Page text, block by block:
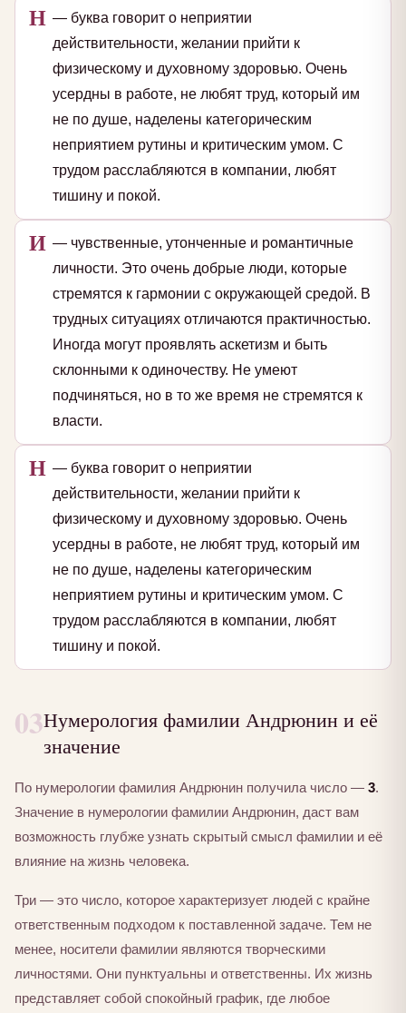
Н — буква говорит о неприятии
действительности, желании прийти к
физическому и духовному здоровью. Очень
усердны в работе, не любят труд, который им
не по душе, наделены категорическим
неприятием рутины и критическим умом. С
трудом расслабляются в компании, любят
тишину и покой.
И — чувственные, утонченные и романтичные
личности. Это очень добрые люди, которые
стремятся к гармонии с окружающей средой. В
трудных ситуациях отличаются практичностью.
Иногда могут проявлять аскетизм и быть
склонными к одиночеству. Не умеют
подчиняться, но в то же время не стремятся к
власти.
Н — буква говорит о неприятии
действительности, желании прийти к
физическому и духовному здоровью. Очень
усердны в работе, не любят труд, который им
не по душе, наделены категорическим
неприятием рутины и критическим умом. С
трудом расслабляются в компании, любят
тишину и покой.
03Нумерология фамилии Андрюнин и её
значение
По нумерологии фамилия Андрюнин получила число — 3.
Значение в нумерологии фамилии Андрюнин, даст вам
возможность глубже узнать скрытый смысл фамилии и её
влияние на жизнь человека.
Три — это число, которое характеризует людей с крайне
ответственным подходом к поставленной задаче. Тем не
менее, носители фамилии являются творческими
личностями. Они пунктуальны и ответственны. Их жизнь
представляет собой спокойный график, где любое